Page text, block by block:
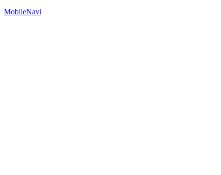
MobileNavi